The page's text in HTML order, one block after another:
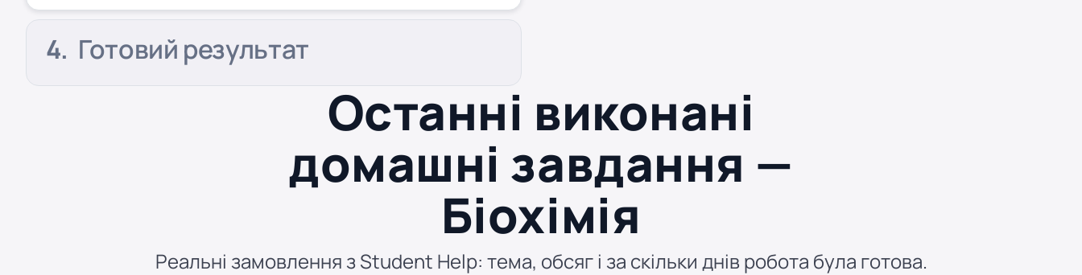
Готовий результат
Останні виконані
домашні завдання —
Біохімія
Реальні замовлення з Student Help: тема, обсяг і за скільки днів робота була готова.